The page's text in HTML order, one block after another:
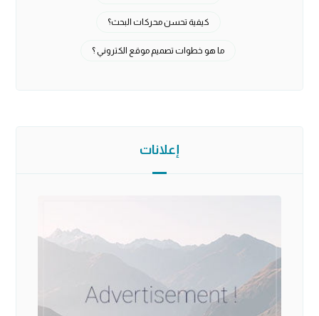
كيفية تحسن محركات البحث؟
ما هو خطوات تصميم موقع الكتروني ؟
إعلانات